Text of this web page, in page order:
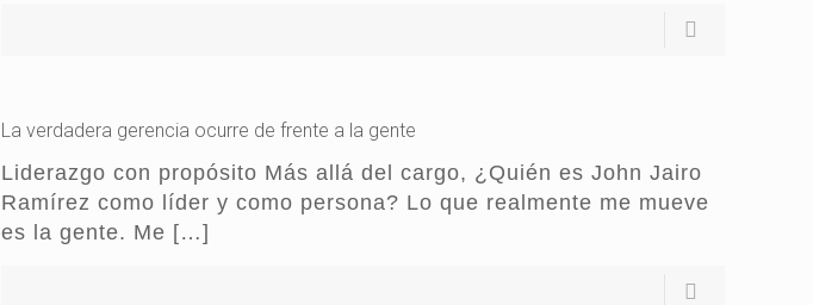
La verdadera gerencia ocurre de frente a la gente
Liderazgo con propósito Más allá del cargo, ¿Quién es John Jairo
Ramírez como líder y como persona? Lo que realmente me mueve
es la gente. Me […]